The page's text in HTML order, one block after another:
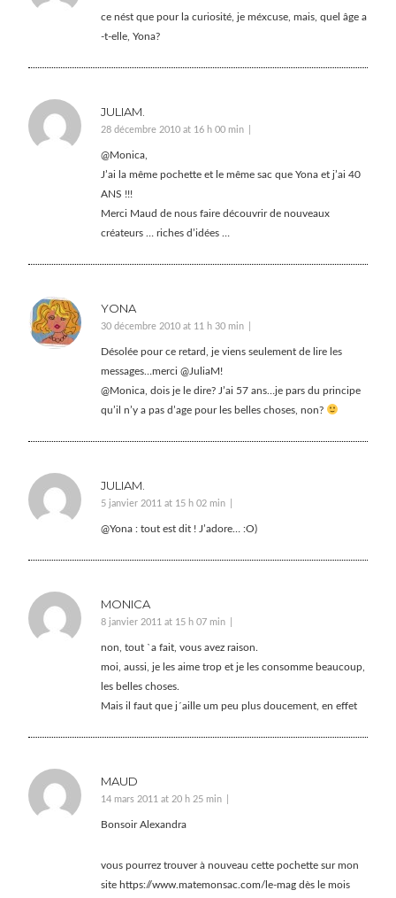
ce nést que pour la curiosité, je méxcuse, mais, quel âge a
-t-elle, Yona?
JULIAM.
28 décembre 2010 at 16 h 00 min
@Monica,
J’ai la même pochette et le même sac que Yona et j’ai 40
ANS !!!
Merci Maud de nous faire découvrir de nouveaux
créateurs … riches d’idées …
YONA
30 décembre 2010 at 11 h 30 min
Désolée pour ce retard, je viens seulement de lire les
messages…merci @JuliaM!
@Monica, dois je le dire? J’ai 57 ans…je pars du principe
qu’il n’y a pas d’age pour les belles choses, non?
JULIAM.
5 janvier 2011 at 15 h 02 min
@Yona : tout est dit ! J’adore… :O)
MONICA
8 janvier 2011 at 15 h 07 min
non, tout `a fait, vous avez raison.
moi, aussi, je les aime trop et je les consomme beaucoup,
les belles choses.
Mais il faut que j´aille um peu plus doucement, en effet
MAUD
14 mars 2011 at 20 h 25 min
Bonsoir Alexandra
vous pourrez trouver à nouveau cette pochette sur mon
site https://www.matemonsac.com/le-mag dès le mois